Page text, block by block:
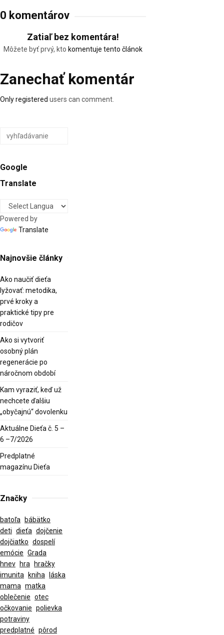
0 komentárov
Zatiaľ bez komentára!
Môžete byť prvý, kto komentuje tento článok
Zanechať komentár
Onlyregistered users can comment.
Google
Translate
Powered by
Translate
Najnovšie články
Ako naučiť dieťa
lyžovať: metodika,
prvé kroky a
praktické tipy pre
rodičov
Ako si vytvoriť
osobný plán
regenerácie po
náročnom období
Kam vyraziť, keď už
nechcete ďalšiu
„obyčajnú“ dovolenku
Aktuálne Dieťa č. 5 –
6 –7/2026
Predplatné
magazínu Dieťa
Značky
batoľa
bábätko
deti dieťa dojčenie
dojčiatko dospelí
emócie Grada
hnev
hra
hračky
imunita
kniha
láska
mama matka
oblečenie otec
očkovanie polievka
potraviny
predplatné pôrod